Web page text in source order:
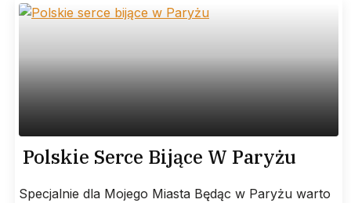
Polskie Serce Bijące W Paryżu
Specjalnie dla Mojego Miasta Będąc w Paryżu warto